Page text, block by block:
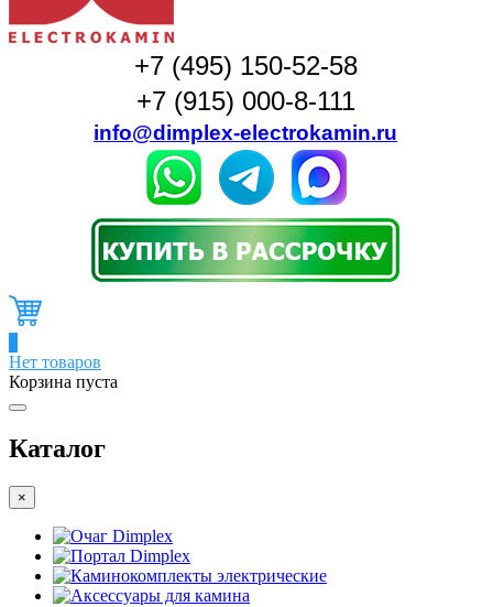
+7 (495) 150-52-58
+7 (915) 000-8-111
info@dimplex-electrokamin.ru
Нет товаров
Корзина пуста
Каталог
×
Очаг Dimplex
Портал Dimplex
Каминокомплекты электрические
Аксессуары для камина